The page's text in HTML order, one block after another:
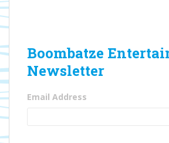
Boombatze
Newsletter
Email Address